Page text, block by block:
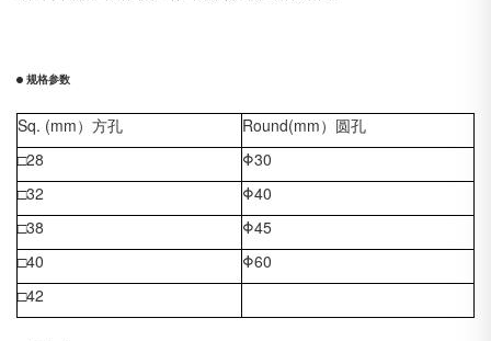
规格参数
Sq. (mm） 方孔 Round(mm） 圆孔
□28
Φ30
□32
Φ40
□38
Φ45
□40
Φ60
□42